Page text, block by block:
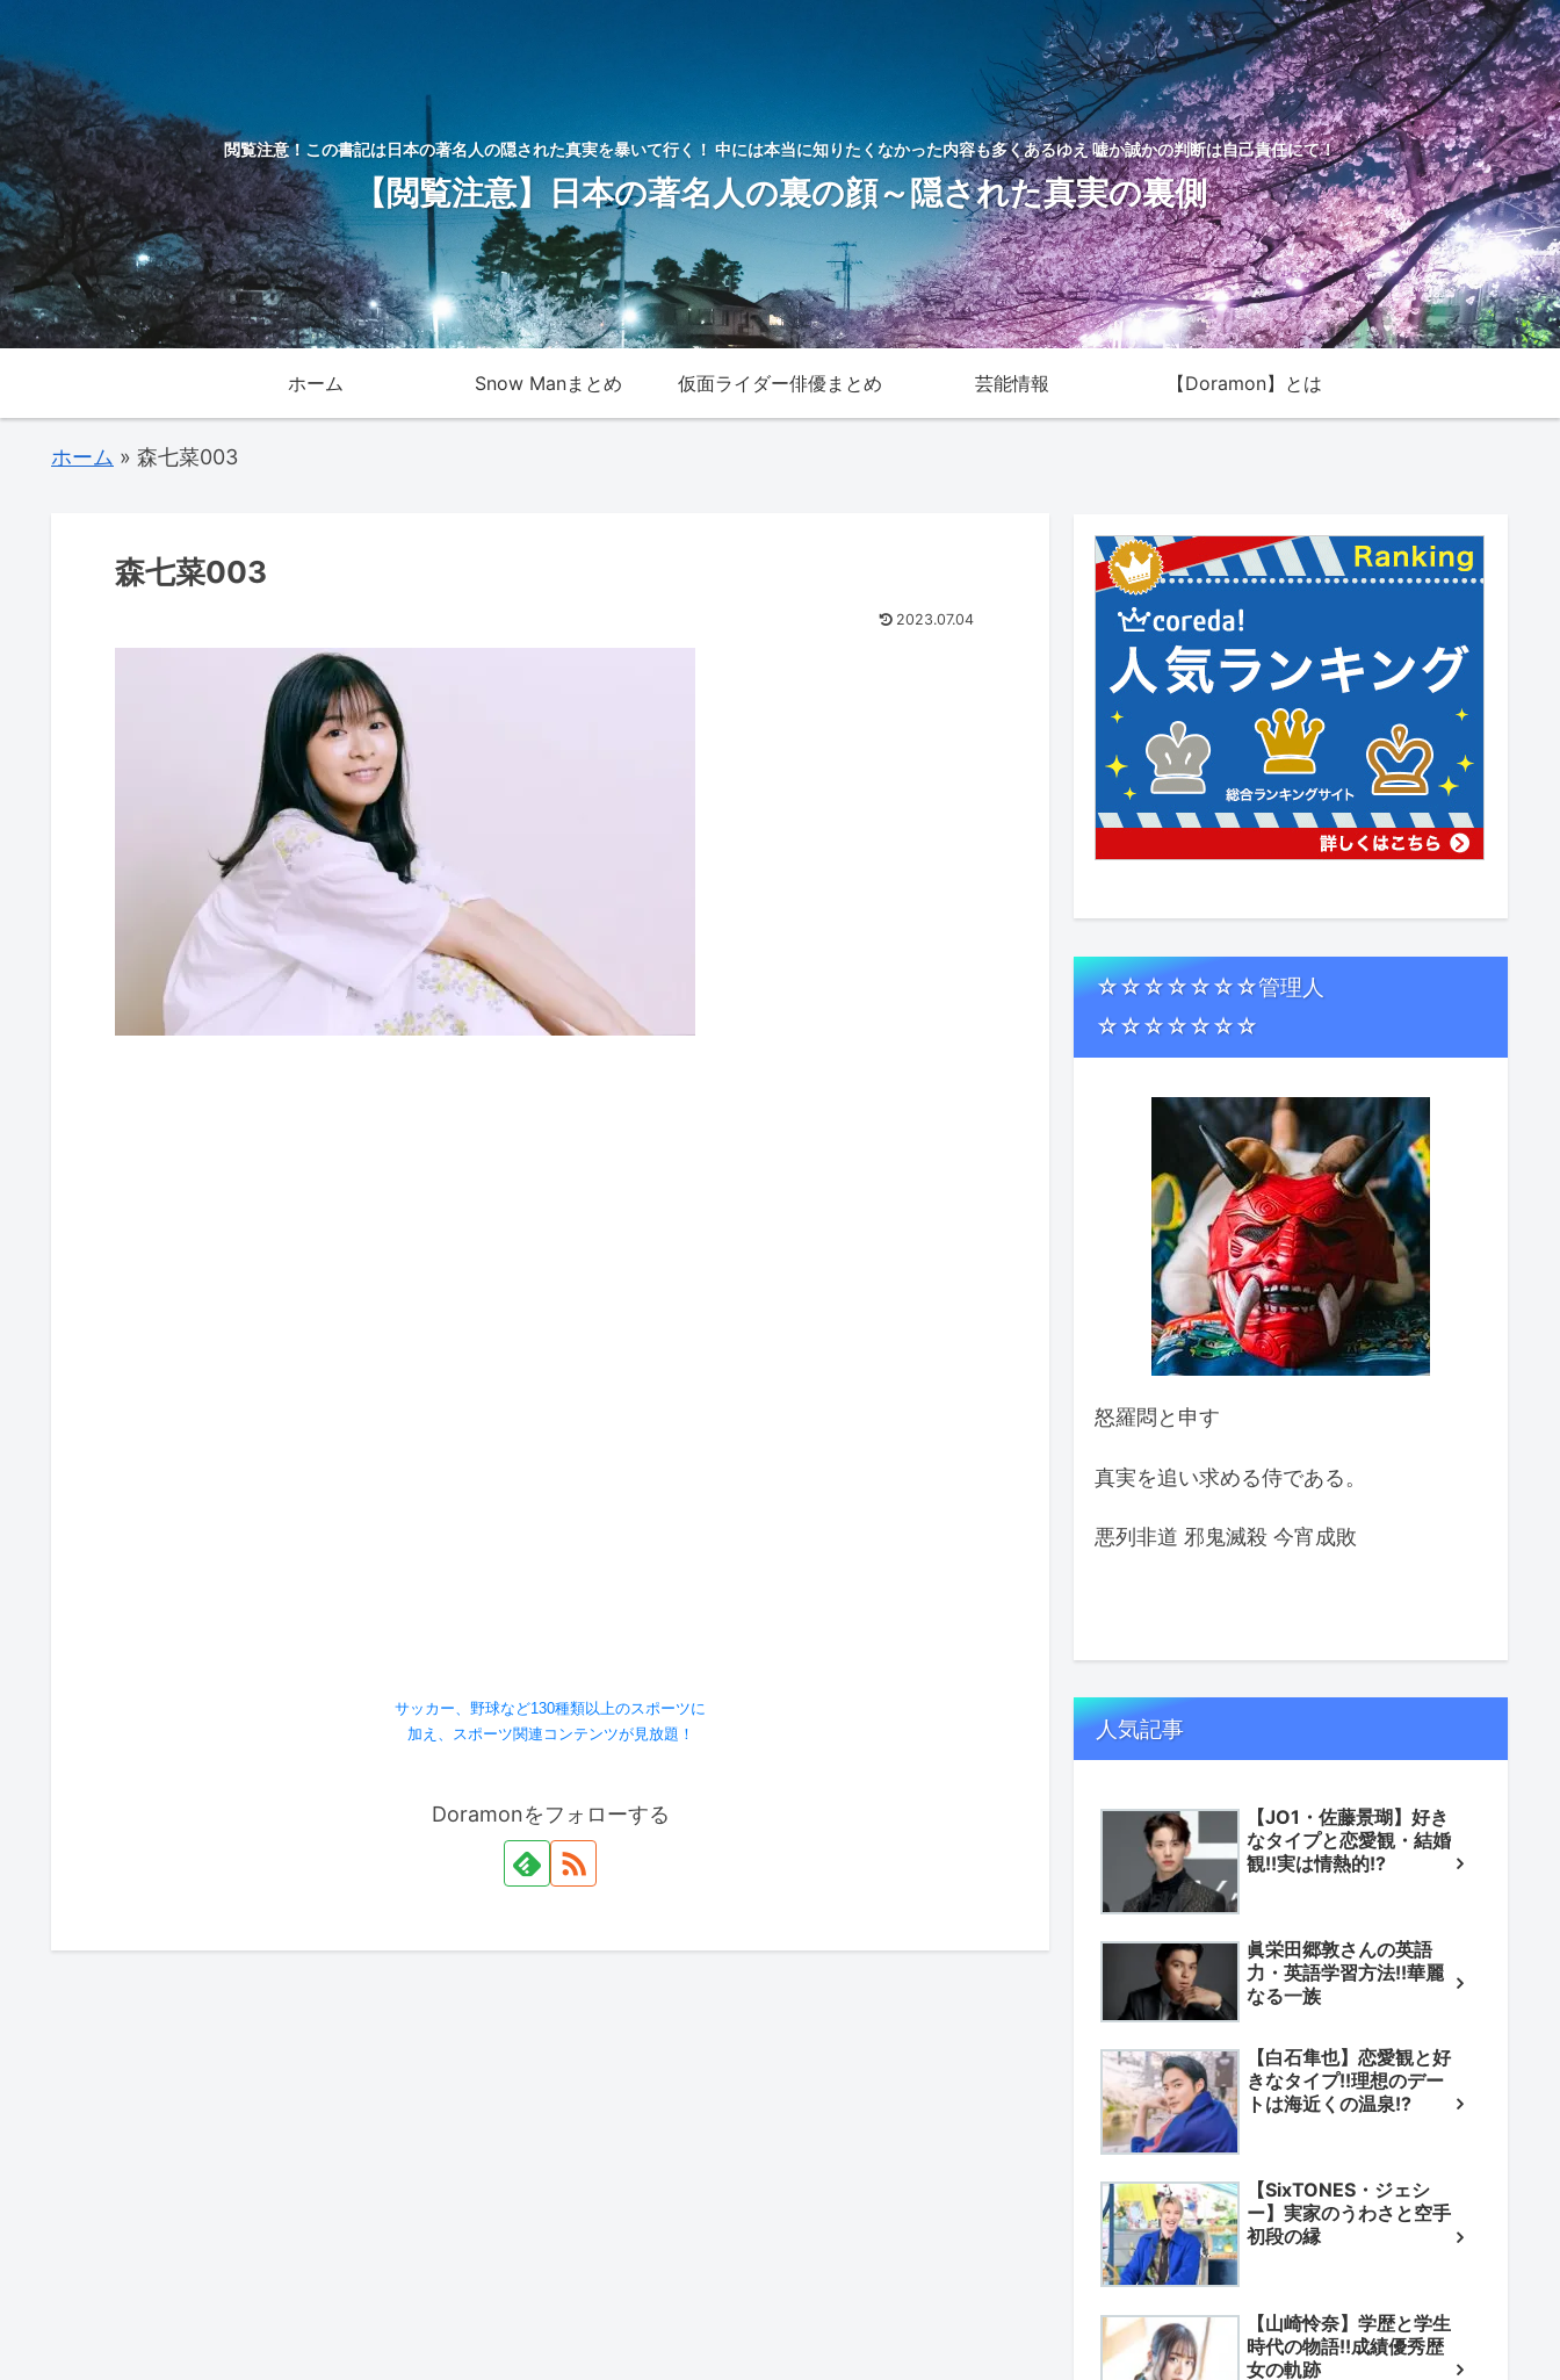
閲覧注意！この書記は日本の著名人の隠された真実を暴いて行く！ 中には本当に知りたくなかった内容も多くあるゆえ 嘘か誠かの判断は自己責任にて！
【閲覧注意】日本の著名人の裏の顔～隠された真実の裏側
ホーム Snow Manまとめ 仮面ライダー俳優まとめ 芸能情報 【Doramon】とは
ホーム » 森七菜003
森七菜003
2023.07.04
サッカー、野球など130種類以上のスポーツに
加え、スポーツ関連コンテンツが見放題！
Doramonをフォローする
☆☆☆☆☆☆☆管理人
☆☆☆☆☆☆☆
怒羅悶と申す
真実を追い求める侍である。
悪列非道 邪鬼滅殺 今宵成敗
人気記事
【JO1・佐藤景瑚】好き
なタイプと恋愛観・結婚
観!!実は情熱的!?
眞栄田郷敦さんの英語
力・英語学習方法!!華麗
なる一族
【白石隼也】恋愛観と好
きなタイプ!!理想のデー
トは海近くの温泉!?
【SixTONES・ジェシ
ー】実家のうわさと空手
初段の縁
【山崎怜奈】学歴と学生
時代の物語!!成績優秀歴
女の軌跡